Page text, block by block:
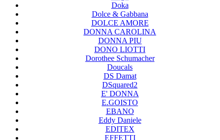
Doka
Dolce & Gabbana
DOLCE AMORE
DONNA CAROLINA
DONNA PIU
DONO LIOTTI
Dorothee Schumacher
Doucals
DS Damat
DSquared2
E' DONNA
E.GOISTO
EBANO
Eddy Daniele
EDITEX
EFFETTI